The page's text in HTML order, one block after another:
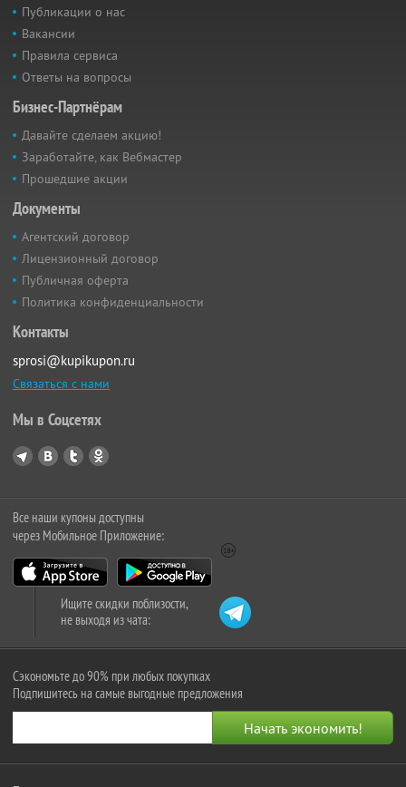
Публикации о нас
Вакансии
Правила сервиса
Ответы на вопросы
Бизнес-Партнёрам
Давайте сделаем акцию!
Заработайте, как Вебмастер
Прошедшие акции
Документы
Агентский договор
Лицензионный договор
Публичная оферта
Политика конфиденциальности
Контакты
sprosi@kupikupon.ru
Связаться с нами
Мы в Соцсетях
Все наши купоны доступны
через Мобильное Приложение:
Ищите скидки поблизости,
не выходя из чата:
Сэкономьте до 90% при любых покупках
Подпишитесь на самые выгодные предложения